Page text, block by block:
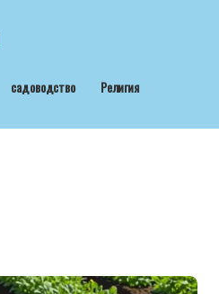
садоводство
Религия